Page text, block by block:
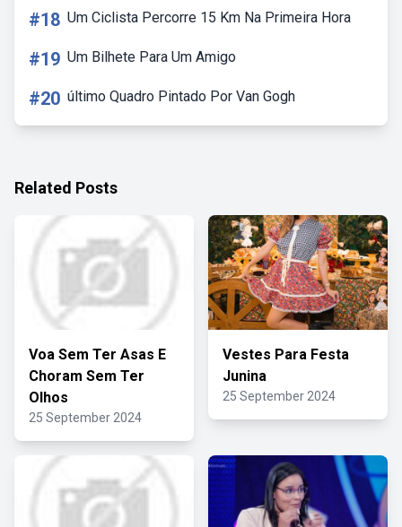
#18 Um Ciclista Percorre 15 Km Na Primeira Hora
#19 Um Bilhete Para Um Amigo
#20 último Quadro Pintado Por Van Gogh
Related Posts
Voa Sem Ter Asas E
Choram Sem Ter
Olhos
25 September 2024
Vestes Para Festa
Junina
25 September 2024